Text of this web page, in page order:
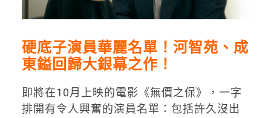
硬底子演員華麗名單！河智苑、成
東鎰回歸大銀幕之作！
即將在10月上映的電影《無價之保》，一字
排開有令人興奮的演員名單：包括許久沒出